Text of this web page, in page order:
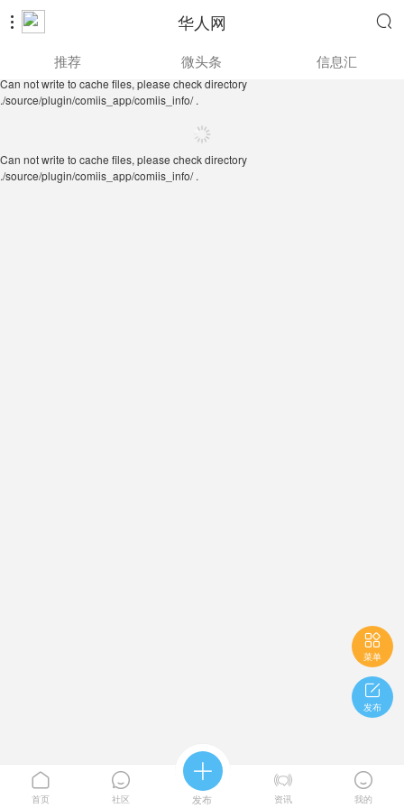
 华人网 
./source/plugin/comiis_app/comiis_info/ .
推荐 微头条 信息汇
Can not write to cache files, please check directory
./source/plugin/comiis_app/comiis_info/ .

菜单

发布

首页

社区

发布

资讯

我的
Can not write to cache files, please check directory
./source/plugin/comiis_app/comiis_info/ .